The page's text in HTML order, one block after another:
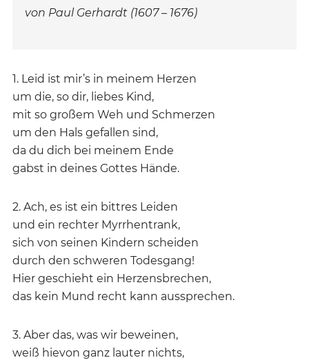
von Paul Gerhardt (1607 – 1676)
1. Leid ist mir’s in meinem Herzen
um die, so dir, liebes Kind,
mit so großem Weh und Schmerzen
um den Hals gefallen sind,
da du dich bei meinem Ende
gabst in deines Gottes Hände.
2. Ach, es ist ein bittres Leiden
und ein rechter Myrrhentrank,
sich von seinen Kindern scheiden
durch den schweren Todesgang!
Hier geschieht ein Herzensbrechen,
das kein Mund recht kann aussprechen.
3. Aber das, was wir beweinen,
weiß hievon ganz lauter nichts,